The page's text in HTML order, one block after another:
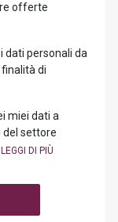
offerte
dati personali da
di
miei dati a
del settore